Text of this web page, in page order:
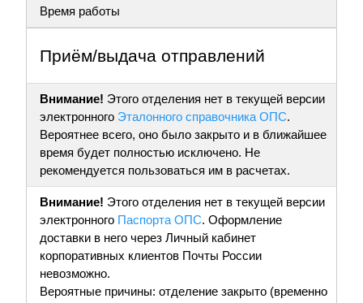
Время работы
Приём/выдача отправлений
Внимание! Этого отделения нет в текущей версии
электронного Эталонного справочника ОПС.
Вероятнее всего, оно было закрыто и в ближайшее
время будет полностью исключено. Не
рекомендуется пользоваться им в расчетах.
Внимание! Этого отделения нет в текущей версии
электронного Паспорта ОПС. Оформление
доставки в него через Личный кабинет
корпоративных клиентов Почты России
невозможно.
Вероятные причины: отделение закрыто (временно